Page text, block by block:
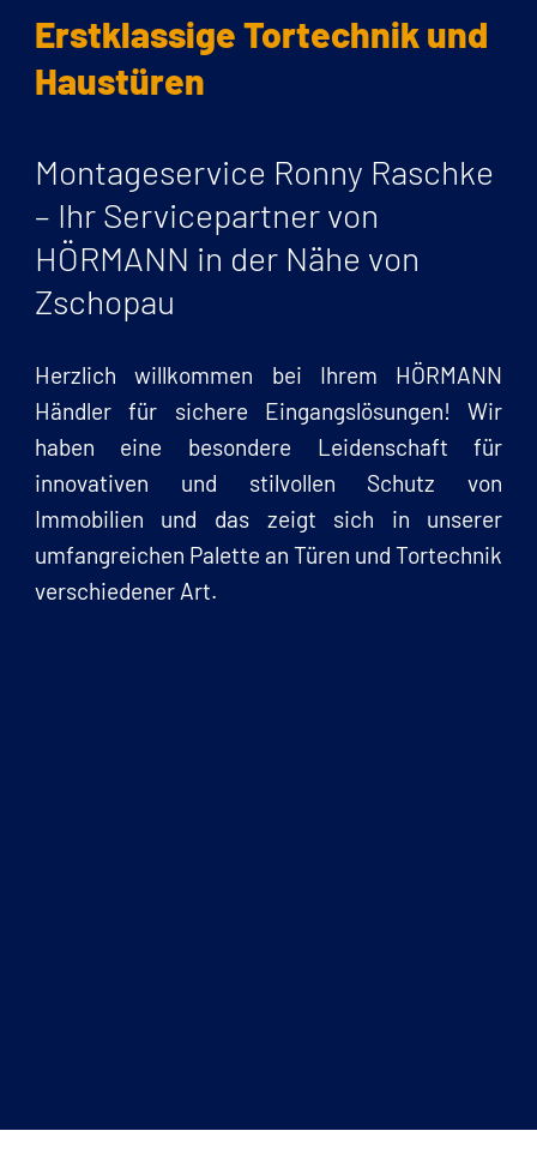
Erstklassige Tortechnik und
Haustüren
Montageservice Ronny Raschke
– Ihr Servicepartner von
HÖRMANN in der Nähe von
Zschopau
Herzlich willkommen bei Ihrem HÖRMANN
Händler für sichere Eingangslösungen! Wir
haben eine besondere Leidenschaft für
innovativen und stilvollen Schutz von
Immobilien und das zeigt sich in unserer
umfangreichen Palette an Türen und Tortechnik
verschiedener Art.